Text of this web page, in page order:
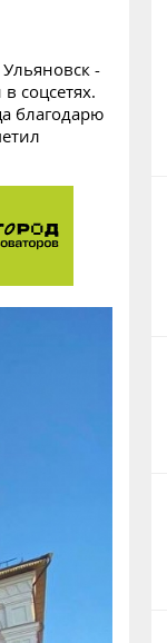
-
соцсетях.
благодарю